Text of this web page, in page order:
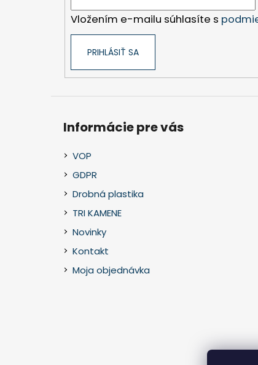
Vložením e-mailu súhlasíte s
PRIHLÁSIŤ SA
Informácie pre vás
VOP
GDPR
Drobná plastika
TRI KAMENE
Novinky
Kontakt
Moja objednávka